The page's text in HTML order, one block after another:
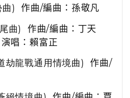
曲)作曲/編曲：孫敬凡
曲) 作曲/編曲：丁天
唱：賴富正
劫龍戰通用情境曲)作曲/